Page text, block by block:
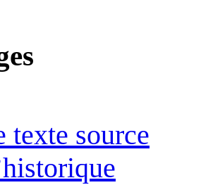
texte source